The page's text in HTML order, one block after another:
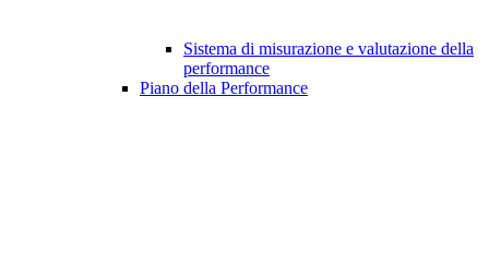
Sistema di misurazione e valutazione della
performance
Piano della Performance